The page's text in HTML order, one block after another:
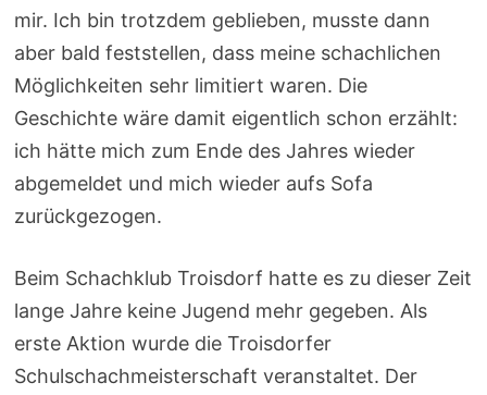
mir. Ich bin trotzdem geblieben, musste dann
aber bald feststellen, dass meine schachlichen
Möglichkeiten sehr limitiert waren. Die
Geschichte wäre damit eigentlich schon erzählt:
ich hätte mich zum Ende des Jahres wieder
abgemeldet und mich wieder aufs Sofa
zurückgezogen.
Beim Schachklub Troisdorf hatte es zu dieser Zeit
lange Jahre keine Jugend mehr gegeben. Als
erste Aktion wurde die Troisdorfer
Schulschachmeisterschaft veranstaltet. Der